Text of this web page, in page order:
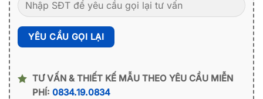
TƯ VẤN & THIẾT KẾ MẪU THEO YÊU CẦU MIỄN
PHÍ: 0834.19.0834